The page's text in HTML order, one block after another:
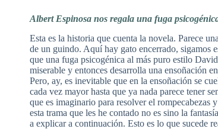
Albert Espinosa nos regala una fuga
Esta es la historia que cuenta la novela. Parece
de un guindo. Aquí hay gato encerrado, sigamos
que una fuga psicogénica al más puro estilo
miserable y entonces desarrolla una ensoñación
Pero, ay, es inevitable que en la ensoñación se
cada vez mayor hasta que ya nada parece tener
que es imaginario para resolver el rompecabezas
esta trama que les he contado no es sino la
a explicar a continuación. Esto es lo que sucede